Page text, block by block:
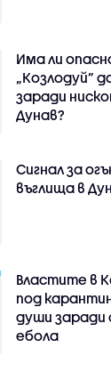
Има ли
„Козлодуй”
заради
Дунав?
Сигнал за
въглища в
Властите в
под
души заради
ебола